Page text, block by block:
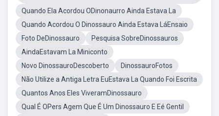
Quando Ela Acordou ODinonaurro Ainda Estava La
Quando Acordou O Dinossauro Ainda Estava LáEnsaio
Foto DeDinossauro
Pesquisa SobreDinossauros
AindaEstavam La Miniconto
Novo DinossauroDescoberto
DinossauroFotos
Não Utilize a Antiga Letra EuEstava La Quando Foi Escrita
Quantos Anos Eles ViveramDinossauro
Qual É OPers Agem Que É Um Dinossauro E Eé Gentil